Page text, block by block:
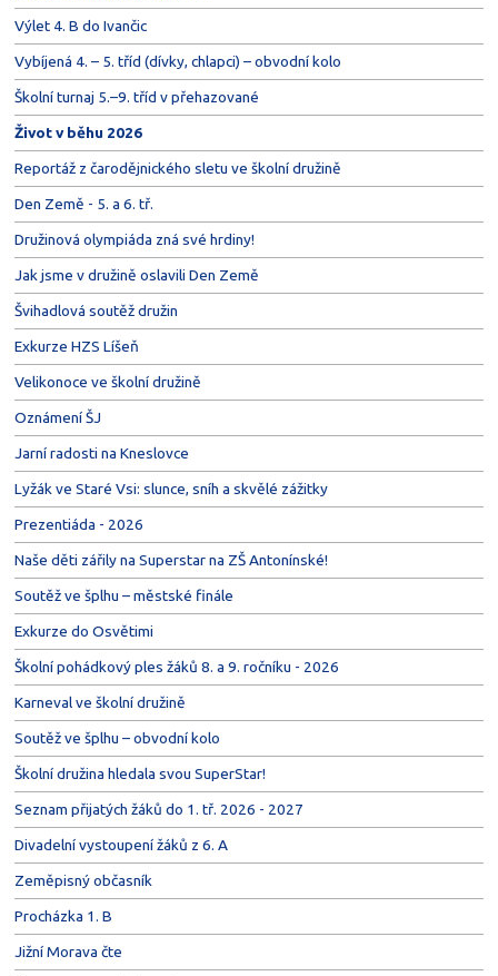
Výlet 4. B do Ivančic
Vybíjená 4. – 5. tříd (dívky, chlapci) – obvodní kolo
Školní turnaj 5.–9. tříd v přehazované
Život v běhu 2026
Reportáž z čarodějnického sletu ve školní družině
Den Země - 5. a 6. tř.
Družinová olympiáda zná své hrdiny!
Jak jsme v družině oslavili Den Země
Švihadlová soutěž družin
Exkurze HZS Líšeň
Velikonoce ve školní družině
Oznámení ŠJ
Jarní radosti na Kneslovce
Lyžák ve Staré Vsi: slunce, sníh a skvělé zážitky
Prezentiáda - 2026
Naše děti zářily na Superstar na ZŠ Antonínské!
Soutěž ve šplhu – městské finále
Exkurze do Osvětimi
Školní pohádkový ples žáků 8. a 9. ročníku - 2026
Karneval ve školní družině
Soutěž ve šplhu – obvodní kolo
Školní družina hledala svou SuperStar!
Seznam přijatých žáků do 1. tř. 2026 - 2027
Divadelní vystoupení žáků z 6. A
Zeměpisný občasník
Procházka 1. B
Jižní Morava čte